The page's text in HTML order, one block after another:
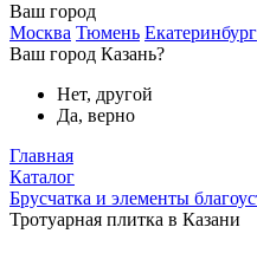
Ваш город
Москва Тюмень Екатеринбург
Ваш город Казань?
Нет, другой
Да, верно
Главная
Каталог
Брусчатка и элементы
Тротуарная плитка в Казани